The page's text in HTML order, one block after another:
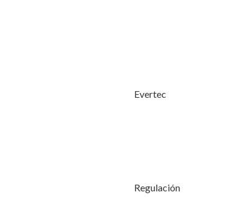
Evertec
Regulación